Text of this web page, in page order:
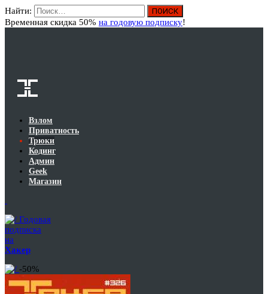
Найти:
Временная скидка 50% на годовую подписку!
Взлом
Приватность
Трюки
Кодинг
Админ
Geek
Магазин
Годовая
подписка
на
Хакер
-50%